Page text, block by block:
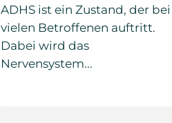
ADHS ist ein Zustand, der bei
vielen Betroffenen auftritt.
Dabei wird das
Nervensystem...